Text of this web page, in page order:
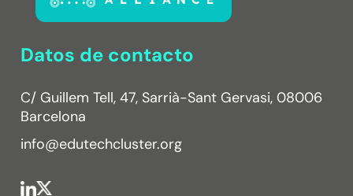
Datos de contacto
C/ Guillem Tell, 47, Sarrià-Sant Gervasi, 08006
Barcelona
info@edutechcluster.org